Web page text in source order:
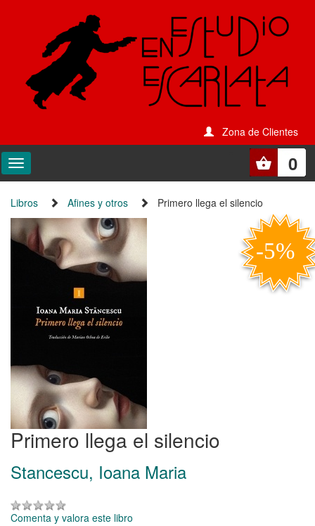
Zona de Clientes
0
Libros Afines y otros Primero llega el silencio
Primero llega el silencio
Stancescu, Ioana Maria
Comenta y valora este libro